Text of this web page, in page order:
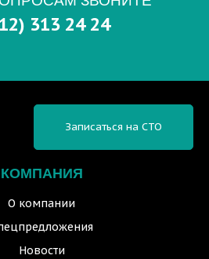
313 24 24
КОМПАНИЯ
О компании
Новости
Записаться на СТО